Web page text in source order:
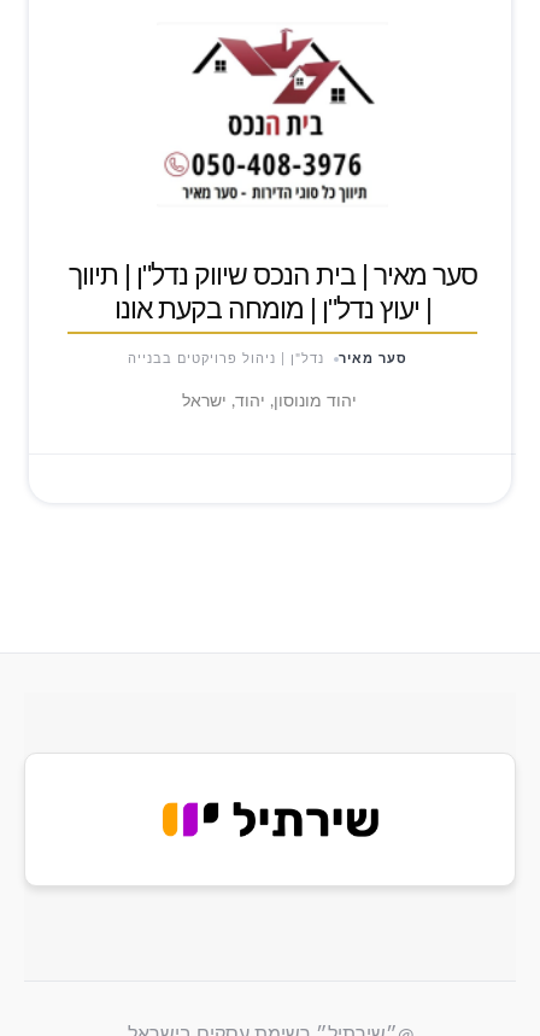
סער מאיר | בית הנכס שיווק נדל"ן | תיווך
| יעוץ נדל"ן | מומחה בקעת אונו
סער מאיר נדל"ן | ניהול פרויקטים בבנייה
יהוד מונוסון, יהוד, ישראל